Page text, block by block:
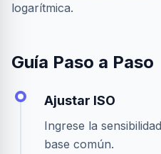
logarítmica.
Guía Paso a Paso
Ajustar ISO
Ingrese la
base común.